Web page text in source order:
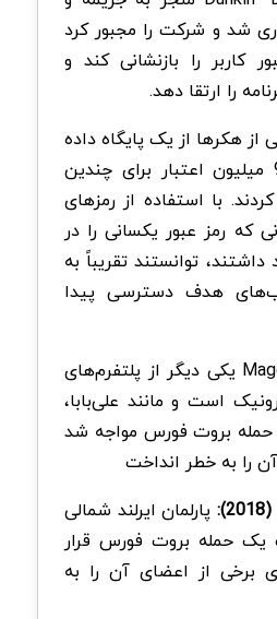
650,000 دلاری شد و شرکت را مجبور کرد
کاربر را بازنشانی کند و
را ارتقا دهد.
از هکرها از یک پایگاه داده
قبلی با بیش از 99 میلیون اعتبار برای چندین
با استفاده از رمزهای
که رمز عبور یکسانی را در
توانستند تقریباً به
هدف دسترسی پیدا
Magento یکی دیگر از پلتفرم‌های
است و مانند علی‌بابا،
با یک حمله بروت فورس مواجه شد
را به خطر انداخت
پارلمان ایرلند شمالی
2018 هدف یک حمله بروت فورس قرار
از اعضای آن را به